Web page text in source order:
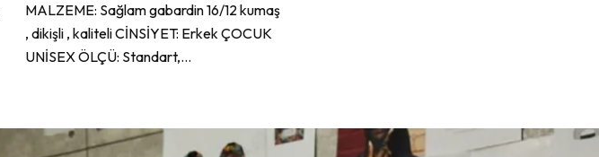
MALZEME: Sağlam gabardin 16/12 kumaş
, dikişli , kaliteli CİNSİYET: Erkek ÇOCUK
UNİSEX ÖLÇÜ: Standart,…